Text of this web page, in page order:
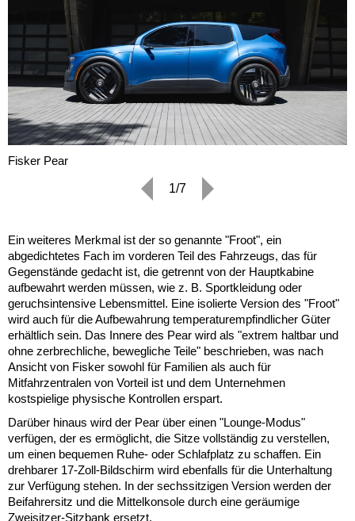
Fisker Pear
1/7
Ein weiteres Merkmal ist der so genannte "Froot", ein
abgedichtetes Fach im vorderen Teil des Fahrzeugs, das für
Gegenstände gedacht ist, die getrennt von der Hauptkabine
aufbewahrt werden müssen, wie z. B. Sportkleidung oder
geruchsintensive Lebensmittel. Eine isolierte Version des "Froot"
wird auch für die Aufbewahrung temperaturempfindlicher Güter
erhältlich sein. Das Innere des Pear wird als "extrem haltbar und
ohne zerbrechliche, bewegliche Teile" beschrieben, was nach
Ansicht von Fisker sowohl für Familien als auch für
Mitfahrzentralen von Vorteil ist und dem Unternehmen
kostspielige physische Kontrollen erspart.
Darüber hinaus wird der Pear über einen "Lounge-Modus"
verfügen, der es ermöglicht, die Sitze vollständig zu verstellen,
um einen bequemen Ruhe- oder Schlafplatz zu schaffen. Ein
drehbarer 17-Zoll-Bildschirm wird ebenfalls für die Unterhaltung
zur Verfügung stehen. In der sechssitzigen Version werden der
Beifahrersitz und die Mittelkonsole durch eine geräumige
Zweisitzer-Sitzbank ersetzt.